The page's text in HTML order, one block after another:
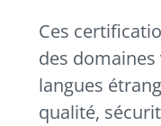
Ces
des
langues
qualité,